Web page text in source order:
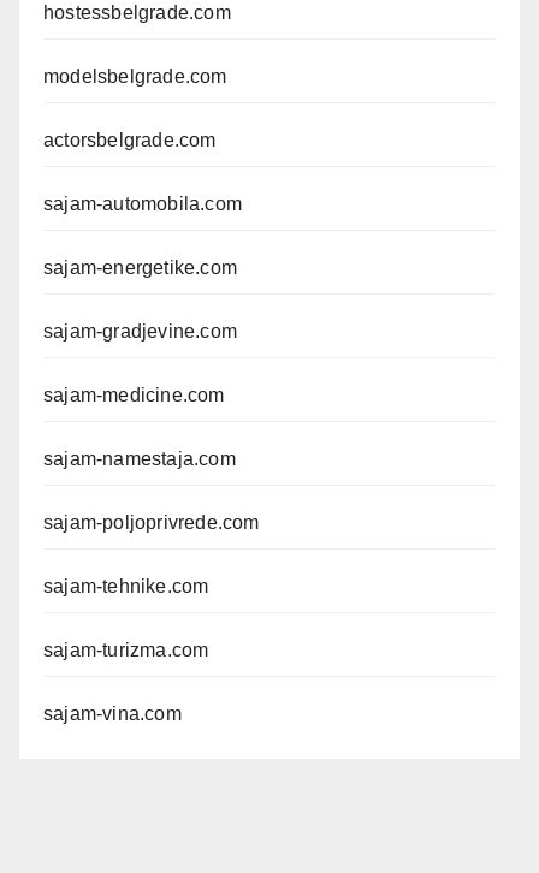
hostessbelgrade.com
modelsbelgrade.com
actorsbelgrade.com
sajam-automobila.com
sajam-energetike.com
sajam-gradjevine.com
sajam-medicine.com
sajam-namestaja.com
sajam-poljoprivrede.com
sajam-tehnike.com
sajam-turizma.com
sajam-vina.com